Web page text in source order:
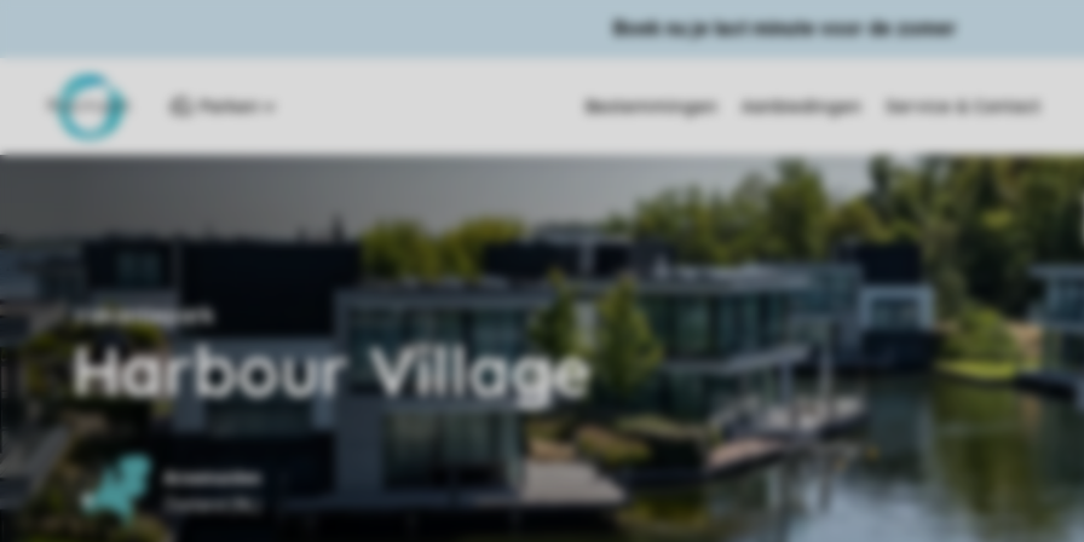
Boek nu je last minute voor de zomer
Parken Bestemmingen Aanbiedingen Service & Contact